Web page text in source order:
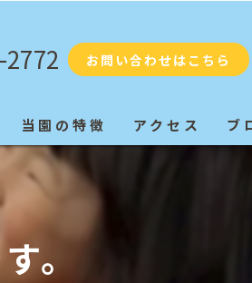
お問い合わせはこちら
当園の特徴
プリスクール
教育
アクセス ブ
。